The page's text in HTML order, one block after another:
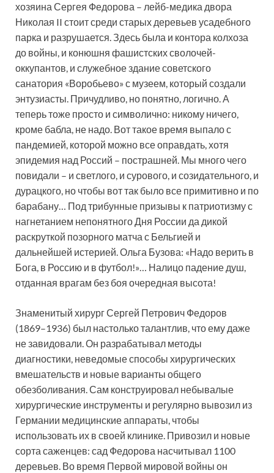
хозяина Сергея Федорова – лейб-медика двора
Николая II стоит среди старых деревьев усадебного
парка и разрушается. Здесь была и контора колхоза
до войны, и конюшня фашистских сволочей-
оккупантов, и служебное здание советского
санатория «Воробьево» с музеем, который создали
энтузиасты. Причудливо, но понятно, логично. А
теперь тоже просто и символично: никому ничего,
кроме бабла, не надо. Вот такое время выпало с
пандемией, которой можно все оправдать, хотя
эпидемия над Россий – пострашней. Мы много чего
повидали – и светлого, и сурового, и созидательного, и
дурацкого, но чтобы вот так было все примитивно и по
барабану… Под трибунные призывы к патриотизму с
нагнетанием непонятного Дня России да дикой
раскруткой позорного матча с Бельгией и
дальнейшей истерией. Ольга Бузова: «Надо верить в
Бога, в Россию и в футбол!»… Налицо падение душ,
отданная врагам без боя очередная высота!
Знаменитый хирург Сергей Петрович Федоров
(1869–1936) был настолько талантлив, что ему даже
не завидовали. Он разрабатывал методы
диагностики, неведомые способы хирургических
вмешательств и новые варианты общего
обезболивания. Сам конструировал небывалые
хирургические инструменты и регулярно вывозил из
Германии медицинские аппараты, чтобы
использовать их в своей клинике. Привозил и новые
сорта саженцев: сад Федорова насчитывал 1100
деревьев. Во время Первой мировой войны он